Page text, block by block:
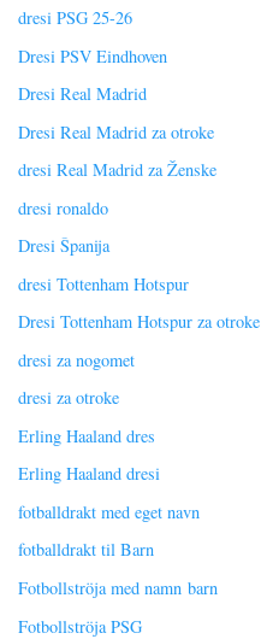
dresi PSG 25-26
Dresi PSV Eindhoven
Dresi Real Madrid
Dresi Real Madrid za otroke
dresi Real Madrid za Ženske
dresi ronaldo
Dresi Španija
dresi Tottenham Hotspur
Dresi Tottenham Hotspur za otroke
dresi za nogomet
dresi za otroke
Erling Haaland dres
Erling Haaland dresi
fotballdrakt med eget navn
fotballdrakt til Barn
Fotbollströja med namn barn
Fotbollströja PSG